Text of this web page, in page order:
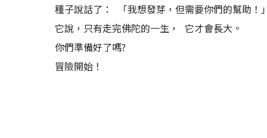
種子說話了： 「我想發芽，但需要你們的幫助！
它說，只有走完佛陀的一生， 它才會長大。
你們準備好了嗎?
冒險開始！